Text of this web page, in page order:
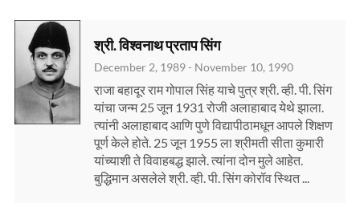
श्री. विश्वनाथ प्रताप सिंग
December 2, 1989 - November 10, 1990
राजा बहादूर राम गोपाल सिंह याचे पुत्र श्री. व्ही. पी. सिंग
यांचा जन्म 25 जून 1931 रोजी अलाहाबाद येथे झाला.
त्यांनी अलाहाबाद आणि पुणे विद्यापीठामधून आपले शिक्षण
पूर्ण केले होते. 25 जून 1955 ला श्रीमती सीता कुमारी
यांच्याशी ते विवाहबद्ध झाले. त्यांना दोन मुले आहेत.
बुद्धिमान असलेले श्री. व्ही. पी. सिंग कोरॉव स्थित ...